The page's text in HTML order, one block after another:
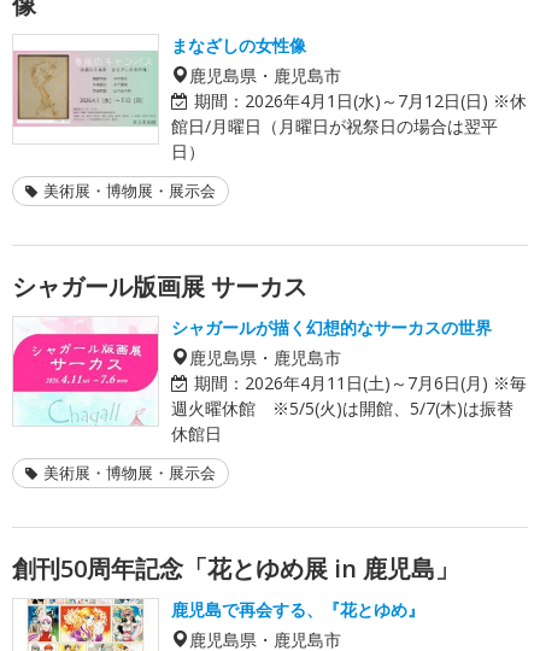
まなざしの女性像
鹿児島県・鹿児島市
期間： 2026年4月1日(水)～7月12日(日) ※休
館日/月曜日（月曜日が祝祭日の場合は翌平
日）
美術展・博物展・展示会
シャガール版画展 サーカス
シャガールが描く幻想的なサーカスの世界
鹿児島県・鹿児島市
期間： 2026年4月11日(土)～7月6日(月) ※毎
週火曜休館 ※5/5(火)は開館、5/7(木)は振替
休館日
美術展・博物展・展示会
創刊50周年記念「花とゆめ展 in 鹿児島」
鹿児島で再会する、『花とゆめ』
鹿児島県・鹿児島市